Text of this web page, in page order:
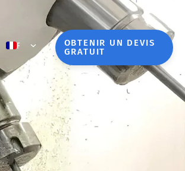
EN
NL
JA
KO
OBTENIR UN DEVIS
GRATUIT